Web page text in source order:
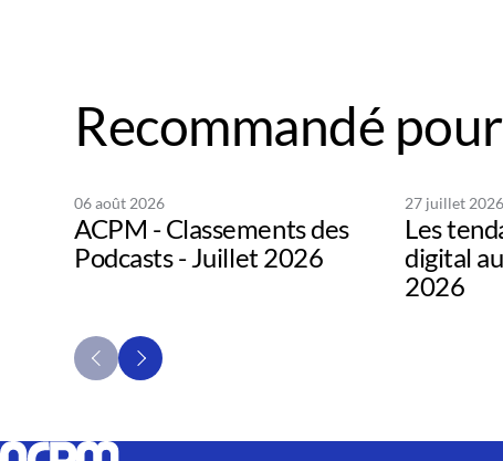
Recommandé
06 août 2026
ACPM - Classements des
Podcasts - Juillet 2026
27 juillet 2026
Les
digital
2026